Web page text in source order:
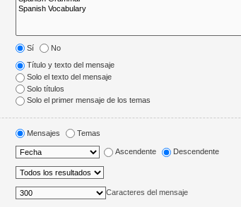
Sí No
Título y texto del mensaje
Solo el texto del mensaje
Solo títulos
Solo el primer mensaje de los temas
Mensajes Temas
Ascendente Descendente
Caracteres del mensaje